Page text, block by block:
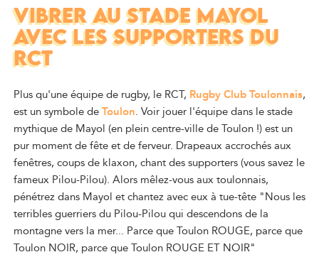
VIBRER AU STADE MAYOL
AVEC LES SUPPORTERS DU
RCT
Plus qu'une équipe de rugby, le RCT, Rugby Club Toulonnais,
est un symbole deToulon. Voir jouer l'équipe dans le stade
mythique de Mayol (en plein centre-ville de Toulon !) est un
pur moment de fête et de ferveur. Drapeaux accrochés aux
fenêtres, coups de klaxon, chant des supporters (vous savez le
fameux Pilou-Pilou). Alors mêlez-vous aux toulonnais,
pénétrez dans Mayol et chantez avec eux à tue-tête "Nous les
terribles guerriers du Pilou-Pilou qui descendons de la
montagne vers la mer... Parce que Toulon ROUGE, parce que
Toulon NOIR, parce que Toulon ROUGE ET NOIR"